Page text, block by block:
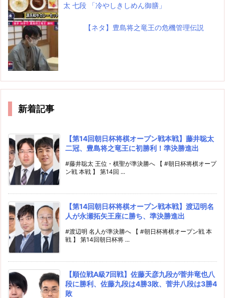
太 七段 「冷やしきしめん御膳」
【ネタ】豊島将之竜王の危機管理伝説
新着記事
【第14回朝日杯将棋オープン戦本戦】藤井聡太
二冠、豊島将之竜王に初勝利！準決勝進出
#藤井聡太 王位・棋聖が準決勝へ 【 #朝日杯将棋オープ
ン戦 本戦 】 第14回 ...
【第14回朝日杯将棋オープン戦本戦】渡辺明名
人が永瀬拓矢王座に勝ち、準決勝進出
#渡辺明 名人が準決勝へ 【 #朝日杯将棋オープン戦 本
戦 】 第14回朝日杯将 ...
【順位戦A級7回戦】佐藤天彦九段が菅井竜也八
段に勝利、佐藤九段は4勝3敗、菅井八段は3勝4
敗